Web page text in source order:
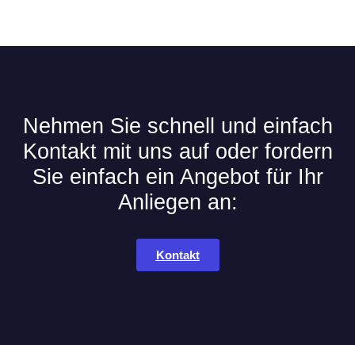
Nehmen Sie schnell und einfach
Kontakt mit uns auf oder fordern
Sie einfach ein Angebot für Ihr
Anliegen an:
Kontakt